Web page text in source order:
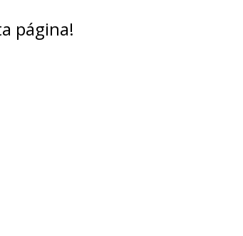
página!